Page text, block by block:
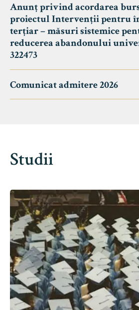
Anunț privind acordarea
proiectul Intervenții pentru
terțiar – măsuri sistemice
reducerea abandonului
322473
Comunicat admitere 2026
Studii